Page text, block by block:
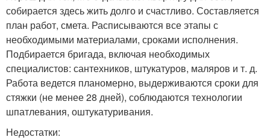
собирается здесь жить долго и счастливо. Составляется
план работ, смета. Расписываются все этапы с
необходимыми материалами, сроками исполнения.
Подбирается бригада, включая необходимых
специалистов: сантехников, штукатуров, маляров и т. д.
Работа ведется планомерно, выдерживаются сроки для
стяжки (не менее 28 дней), соблюдаются технологии
шпатлевания, оштукатуривания.
Недостатки: